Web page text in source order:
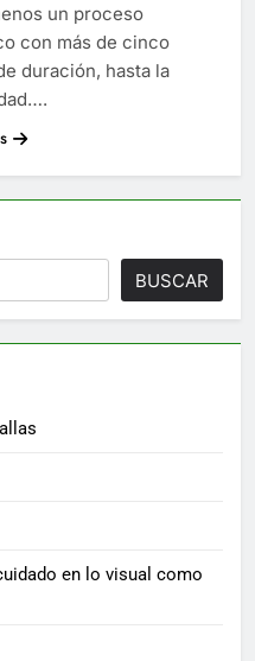
un proceso
con más de cinco
duración, hasta la
BUSCAR
en lo visual como